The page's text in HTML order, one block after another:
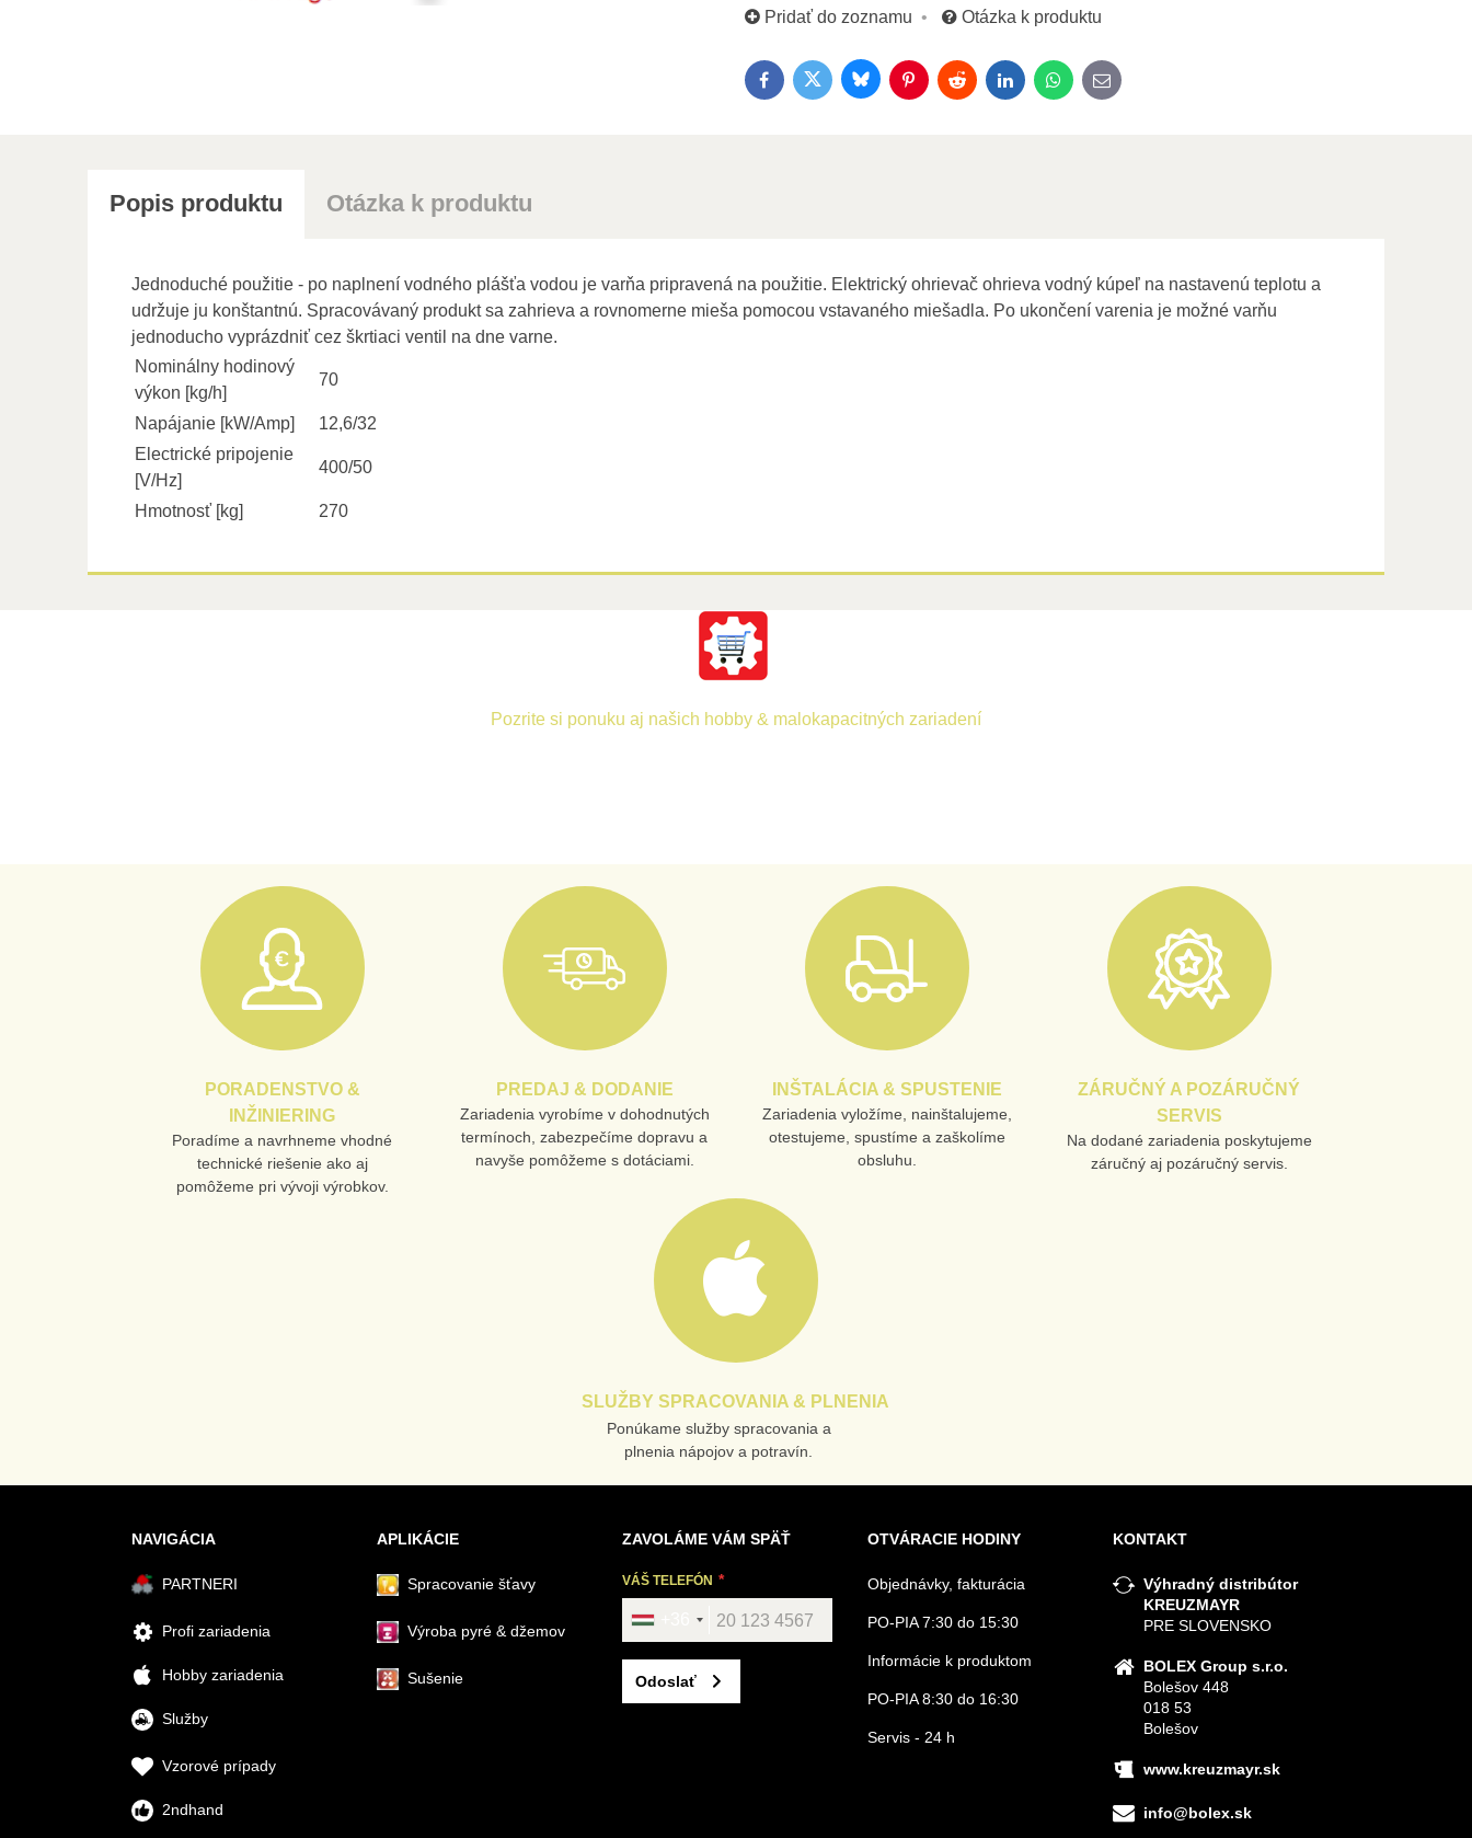
Pridať do zoznamu Otázka k produktu
FacebookTwitterBlueskyPinterestRedditLinkedInWhatsApp
E-mail
Popis produktu Otázka k produktu
Jednoduché použitie - po naplnení vodného plášťa vodou je varňa pripravená na použitie. Elektrický ohrievač ohrieva vodný kúpeľ na nastavenú teplotu a
udržuje ju konštantnú. Spracovávaný produkt sa zahrieva a rovnomerne mieša pomocou vstavaného miešadla. Po ukončení varenia je možné varňu
jednoducho vyprázdniť cez škrtiaci ventil na dne varne.
Nominálny hodinový
výkon [kg/h]
70
Napájanie [kW/Amp]
12,6/32
Electrické pripojenie
[V/Hz]
400/50
Hmotnosť [kg] 270
Pozrite si ponuku aj našich hobby & malokapacitných zariadení
PORADENSTVO &
INŽINIERING
Poradíme a navrhneme vhodné
technické riešenie ako aj
pomôžeme pri vývoji výrobkov.
PREDAJ & DODANIE
Zariadenia vyrobíme v dohodnutých
termínoch, zabezpečíme dopravu a
navyše pomôžeme s dotáciami.
INŠTALÁCIA & SPUSTENIE
Zariadenia vyložíme, nainštalujeme,
otestujeme, spustíme a zaškolíme
obsluhu.
ZÁRUČNÝ A POZÁRUČNÝ
SERVIS
Na dodané zariadenia poskytujeme
záručný aj pozáručný servis.
SLUŽBY SPRACOVANIA & PLNENIA
Ponúkame služby spracovania a
plnenia nápojov a potravín.
NAVIGÁCIA
PARTNERI
Profi zariadenia
Hobby zariadenia
Služby
Vzorové prípady
2ndhand
APLIKÁCIE
Spracovanie šťavy
Výroba pyré & džemov
Sušenie
ZAVOLÁME VÁM SPÄŤ
VÁŠ TELEFÓN
Odoslať
OTVÁRACIE HODINY
Objednávky, fakturácia
PO-PIA 7:30 do 15:30
Informácie k produktom
PO-PIA 8:30 do 16:30
Servis - 24 h
KONTAKT
Výhradný distribútor
KREUZMAYR
PRE SLOVENSKO
BOLEX Group s.r.o.
Bolešov 448
018 53
Bolešov
www.kreuzmayr.sk
info@bolex.sk